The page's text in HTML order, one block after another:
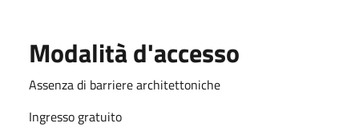
Modalità d'accesso
Assenza di barriere architettoniche
Ingresso gratuito